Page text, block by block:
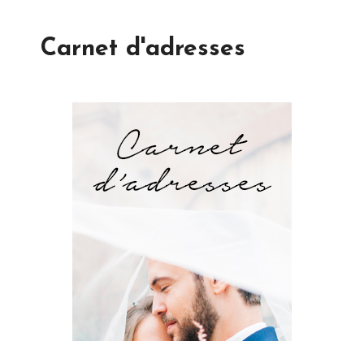
Carnet d'adresses